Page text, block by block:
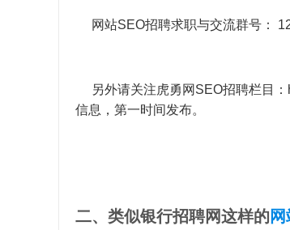
网站SEO招聘求职与交流群号：
另外请关注虎勇网SEO招聘栏目：
信息，第一时间发布。
二、类似银行招聘网这样的